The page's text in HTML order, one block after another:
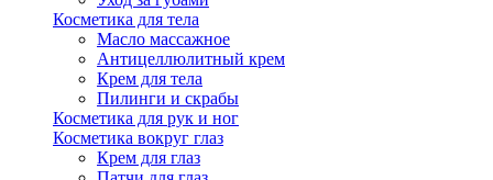
Косметика для тела
Масло массажное
Антицеллюлитный крем
Крем для тела
Пилинги и скрабы
Косметика для рук и ног
Косметика вокруг глаз
Крем для глаз